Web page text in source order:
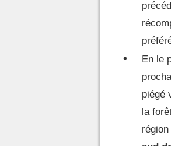
En le
piégé
la